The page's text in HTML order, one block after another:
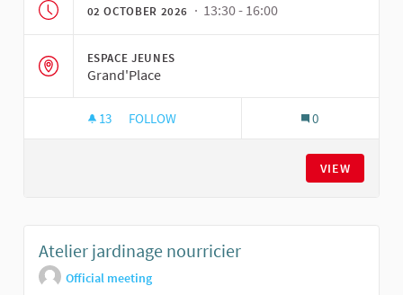
02 OCTOBER 2026 · 13:30 - 16:00
ESPACE JEUNES
Grand'Place
13 13 FOLLOWERS
FOLLOW 0
VIEW
Atelier jardinage nourricier
Official meeting